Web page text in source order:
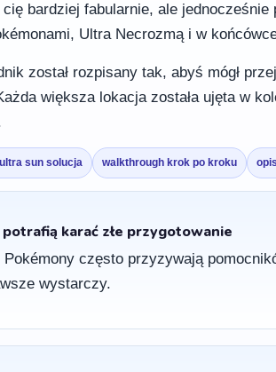
cię bardziej fabularnie, ale
Ultra Necrozmą i w
został rozpisany tak, abyś mógł
większa lokacja została ujęta w
sun solucja walkthrough krok po kroku
karać złe przygotowanie
Pokémony często przyzywają
wystarczy.